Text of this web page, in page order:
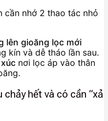
cần nhớ 2 thao tác nhỏ
lên gioăng lọc mới
kín và dễ tháo lần sau.
nơi lọc áp vào thân
hết và có cần “xả